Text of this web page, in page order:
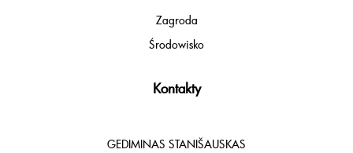
Zagroda
Środowisko
Kontakty
GEDIMINAS STANIŠAUSKAS